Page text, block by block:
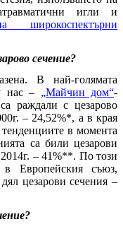
игли и
широкоспектърни
сечение?
В най-голямата
нас – „Майчин дом“-
раждали с цезарово
– 24,52%*, а в края
в момента
са били цезарови
– 41%**. По този
Европейския съюз,
цезарови сечения –